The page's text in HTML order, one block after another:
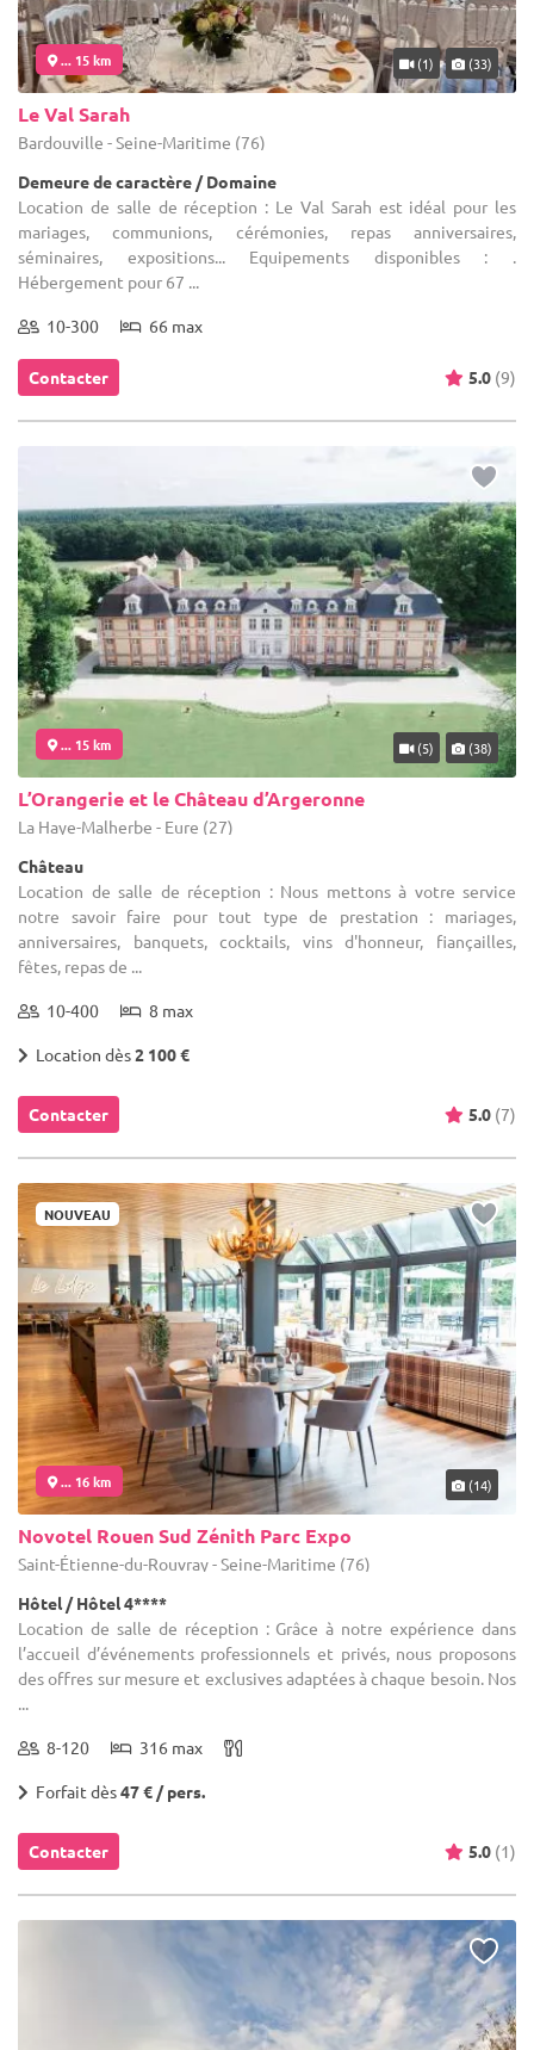
... 15 km (1) (33)
Le Val Sarah
Bardouville - Seine-Maritime (76)
Demeure de caractère / Domaine
Location de salle de réception : Le Val Sarah est idéal pour les
mariages, communions, cérémonies, repas anniversaires,
séminaires, expositions... Equipements disponibles : .
Hébergement pour 67 ...
10-300 66 max
Contacter 5.0 (9)
... 15 km (5) (38)
L’Orangerie et le Château d’Argeronne
La Haye-Malherbe - Eure (27)
Château
Location de salle de réception : Nous mettons à votre service
notre savoir faire pour tout type de prestation : mariages,
anniversaires, banquets, cocktails, vins d'honneur, fiançailles,
fêtes, repas de ...
10-400 8 max
Location dès2 100 €
Contacter 5.0 (7)
NOUVEAU
... 16 km (14)
Novotel Rouen Sud Zénith Parc Expo
Saint-Étienne-du-Rouvray - Seine-Maritime (76)
Hôtel / Hôtel 4****
Location de salle de réception : Grâce à notre expérience dans
l’accueil d’événements professionnels et privés, nous proposons
des offres sur mesure et exclusives adaptées à chaque besoin. Nos
...
8-120 316 max
Forfait dès47 € / pers.
Contacter 5.0 (1)